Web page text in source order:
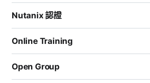
Nutanix 認證
Online Training
Open Group